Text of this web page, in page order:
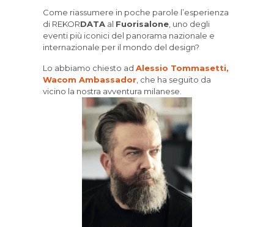
Come riassumere in poche parole l’esperienza
di REKORDATAal Fuorisalone, uno degli
eventi più iconici del panorama nazionale e
internazionale per il mondo del design?
Lo abbiamo chiesto ad Alessio Tommasetti,
Wacom Ambassador, che ha seguito da
vicino la nostra avventura milanese.